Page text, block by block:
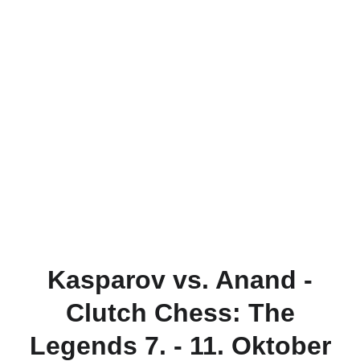
Kasparov vs. Anand -
Clutch Chess: The
Legends 7. - 11. Oktober